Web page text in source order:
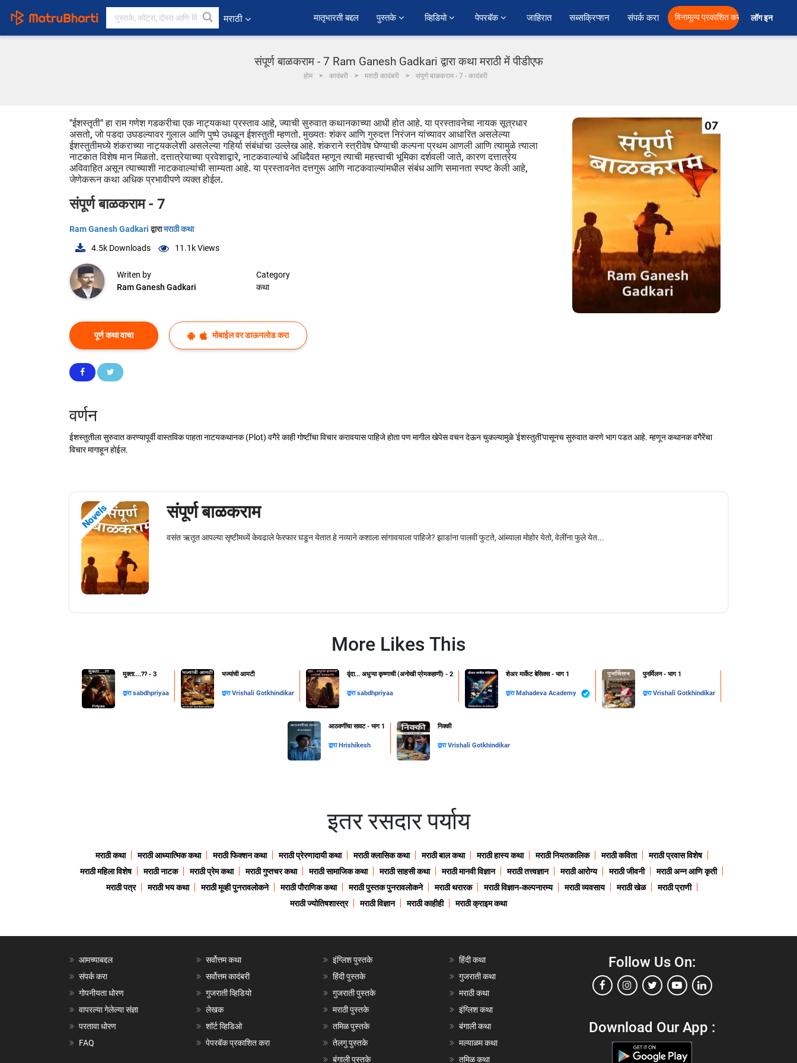
मराठी ﻿मातृभारती बद्दल पुस्तके व्हिडियो पेपरबॅक जाहिरात सब्सक्रिप्शन संपर्क करा विनामूल्य प्रकाशित करा लॉग इन
संपूर्ण बाळकराम - 7 Ram Ganesh Gadkari द्वारा कथा मराठी में पीडीएफ
होम कादंबरी मराठी कादंबरी संपूर्ण बाळकराम - 7 - कादंबरी
"ईशस्तृती" हा राम गणेश गडकरीचा एक नाट्यकथा प्रस्ताव आहे, ज्याची सुरुवात कथानकाच्या आधी होत आहे. या प्रस्तावनेचा नायक सूत्रधार
असतो, जो पडदा उघडल्यावर गुलाल आणि पुष्पे उधळून ईशस्तुती म्हणतो. मुख्यतः शंकर आणि गुरुदत्त निरंजन यांच्यावर आधारित असलेल्या
ईशस्तुतीमध्ये शंकराच्या नाट्यकलेशी असलेल्या गहिर्या संबंधांचा उल्लेख आहे. शंकराने स्त्रीवेष घेण्याची कल्पना प्रथम आणली आणि त्यामुळे त्याला
नाटकात विशेष मान मिळतो. दत्तात्रेयाच्या प्रवेशाद्वारे, नाटकवाल्यांचे अधिदैवत म्हणून त्याची महत्त्वाची भूमिका दर्शवली जाते, कारण दत्तात्रेय
अविवाहित असून त्याच्याशी नाटकवाल्यांची साम्यता आहे. या प्रस्तावनेत दत्तगुरू आणि नाटकवाल्यांमधील संबंध आणि समानता स्पष्ट केली आहे,
जेणेकरून कथा अधिक प्रभावीपणे व्यक्त होईल.
संपूर्ण बाळकराम - 7
Ram Ganesh Gadkariद्वारामराठी कथा
4.5k Downloads 11.1kViews
Writen by
Ram Ganesh Gadkari
Category
कथा
पूर्ण कथा वाचा मोबाईल वर डाऊनलोड करा
वर्णन
ईशस्तुतीला सुरुवात करण्यापूर्वी वास्तविक पाहता नाटयकथानक (Plot) वगैरे काही गोष्टींचा विचार करावयास पाहिजे होता पण मागील खेपेस वचन देऊन चुकल्यामुळे 'ईशस्तुती'पासूनच सुरुवात करणे भाग पडत आहे. म्हणून कथानक वगैरेंचा
विचार मागाहून होईल.
Novels संपूर्ण बाळकराम
वसंत ऋतूत आपल्या सृष्टीमध्यें केवढाले फेरफार घडून येतात हे नव्याने कशाला सांगावयाला पाहिजे? झाडांना पालवी फुटते, आंब्याला मोहोर येतो, वेलींना फुले येत...
More Likes This
मुक्ता....??️ - 3
द्वाराsabdhpriyaa
भज्यांची आमटी
द्वाराVrishali Gotkhindikar
वृंदा... अधुऱ्या कृष्णाची (अनोखी प्रेमकहाणी) - 2
द्वाराsabdhpriyaa
शेअर मार्केट बेसिक्स - भाग 1
द्वारा Mahadeva Academy
पुनर्मिलन - भाग 1
द्वाराVrishali Gotkhindikar
आठवणींचा सावट - भाग 1
द्वारा Hrishikesh
निक्की
द्वाराVrishali Gotkhindikar
इतर रसदार पर्याय
मराठी कथा मराठी आध्यात्मिक कथा मराठी फिक्शन कथा मराठी प्रेरणादायी कथा मराठी क्लासिक कथा मराठी बाल कथा मराठी हास्य कथा मराठी नियतकालिक मराठी कविता
मराठी प्रवास विशेष
मराठी महिला विशेष
मराठी नाटक मराठी प्रेम कथा मराठी गुप्तचर कथा मराठी सामाजिक कथा मराठी साहसी कथा मराठी मानवी विज्ञान मराठी तत्त्वज्ञान मराठी आरोग्य मराठी जीवनी
मराठी अन्न आणि कृती
मराठी पत्र
मराठी भय कथा मराठी मूव्ही पुनरावलोकने मराठी पौराणिक कथा मराठी पुस्तक पुनरावलोकने मराठी थरारक मराठी विज्ञान-कल्पनारम्य मराठी व्यवसाय मराठी खेळ
मराठी प्राणी
मराठी ज्योतिषशास्त्र
मराठी विज्ञान मराठी काहीही मराठी क्राइम कथा
आमच्याबद्दल
संपर्क करा
गोपनीयता धोरण
वापरल्या गेलेल्या संज्ञा
परतावा धोरण
FAQ
सर्वोत्तम कथा
सर्वोत्तम कादंबरी
गुजराती व्हिडियो
लेखक
शॉर्ट व्हिडिओ
पेपरबॅक प्रकाशित करा
इंग्लिश पुस्तके
हिंदी पुस्तके
गुजराती पुस्तके
मराठी पुस्तके
तमिळ पुस्तके
तेलगु पुस्तके
बंगाली पुस्तके
हिंदी कथा
गुजराती कथा
मराठी कथा
इंग्लिश कथा
बंगाली कथा
मल्याळम कथा
तमिळ कथा
Follow Us On:
Download Our App :